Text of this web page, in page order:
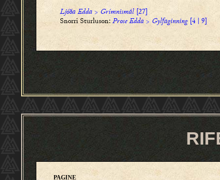
Ljóða Edda >Grímnismál [27]
Snorri Sturluson: Prose Edda > Gylfaginning[4 | 9]
PAGINE